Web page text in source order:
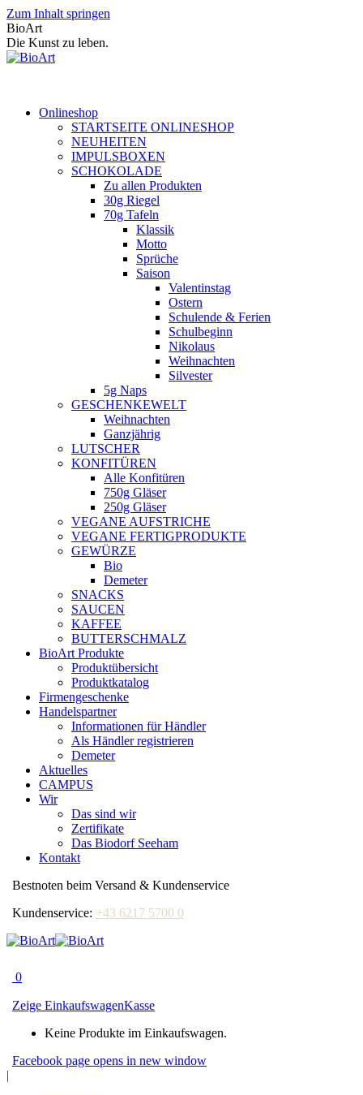
Zum Inhalt springen
BioArt
Die Kunst zu leben.
Onlineshop
STARTSEITE ONLINESHOP
NEUHEITEN
IMPULSBOXEN
SCHOKOLADE
Zu allen Produkten
30g Riegel
70g Tafeln
Klassik
Motto
Sprüche
Saison
Valentinstag
Ostern
Schulende & Ferien
Schulbeginn
Nikolaus
Weihnachten
Silvester
5g Naps
GESCHENKEWELT
Weihnachten
Ganzjährig
LUTSCHER
KONFITÜREN
Alle Konfitüren
750g Gläser
250g Gläser
VEGANE AUFSTRICHE
VEGANE FERTIGPRODUKTE
GEWÜRZE
Bio
Demeter
SNACKS
SAUCEN
KAFFEE
BUTTERSCHMALZ
BioArt Produkte
Produktübersicht
Produktkatalog
Firmengeschenke
Handelspartner
Informationen für Händler
Als Händler registrieren
Demeter
Aktuelles
CAMPUS
Wir
Das sind wir
Zertifikate
Das Biodorf Seeham
Kontakt
Bestnoten beim Versand & Kundenservice
Kundenservice: +43 6217 5700 0
0
Zeige EinkaufswagenKasse
Keine Produkte im Einkaufswagen.
Facebook page opens in new window
|